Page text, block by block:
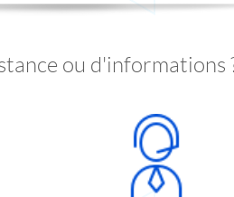
ou d'informations